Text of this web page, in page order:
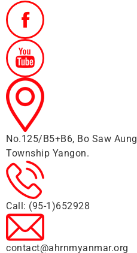
No.125/B5+B6, Bo Saw
Township Yangon.
Call: (95-1)652928
contact@ahrnmyanmar.org